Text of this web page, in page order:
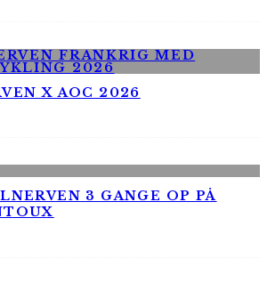
X AOC 2026
3 GANGE OP PÅ